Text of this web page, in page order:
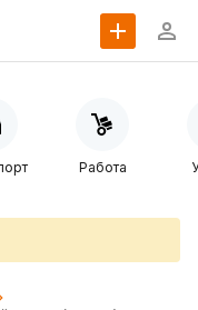
Работа